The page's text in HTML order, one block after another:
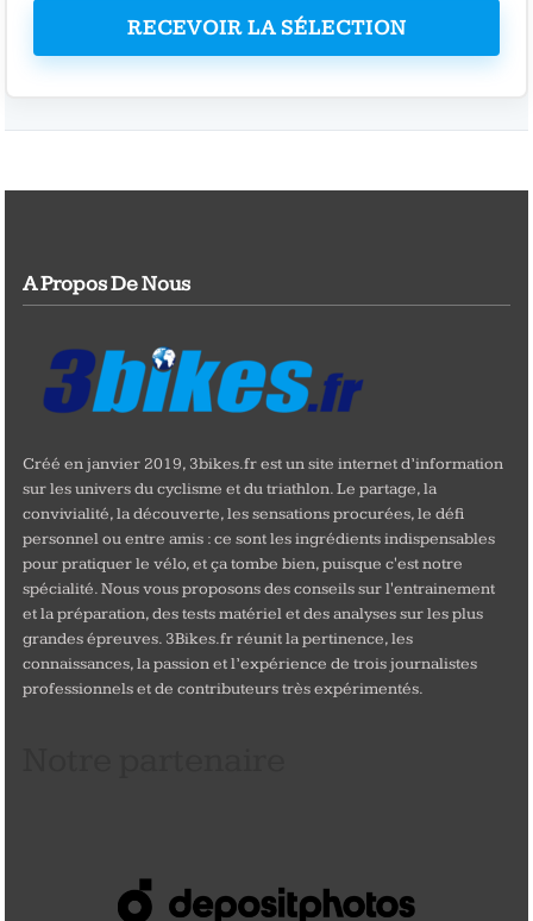
RECEVOIR LA SÉLECTION
A Propos De Nous
Créé en janvier 2019, 3bikes.fr est un site internet d’information
sur les univers du cyclisme et du triathlon. Le partage, la
convivialité, la découverte, les sensations procurées, le défi
personnel ou entre amis : ce sont les ingrédients indispensables
pour pratiquer le vélo, et ça tombe bien, puisque c'est notre
spécialité. Nous vous proposons des conseils sur l'entrainement
et la préparation, des tests matériel et des analyses sur les plus
grandes épreuves. 3Bikes.fr réunit la pertinence, les
connaissances, la passion et l’expérience de trois journalistes
professionnels et de contributeurs très expérimentés.